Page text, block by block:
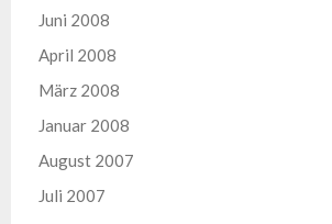
Juni 2008
April 2008
März 2008
Januar 2008
August 2007
Juli 2007